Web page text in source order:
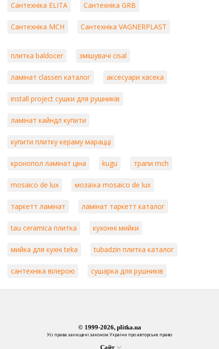
Сантехніка ELITA Сантехніка GRB
Сантехніка MCH Сантехніка VAGNERPLAST
плитка baldocer змішувачі cisal
ламінат classen каталог аксесуари хасека
install project сушки для рушників
ламінат кайндл купити
купити плитку кераму марацці
кронопол ламінат ціна kugu трапи mch
mosaico de lux мозаїка mosaico de lux
таркетт ламінат ламінат таркетт каталог
tau ceramica плитка кухонні мийки
мийка для кухні teka tubadzin плитка каталог
сантехніка вілерою сушарка для рушників
© 1999-2026, plitka.ua
Усі права захищені законом України про авторське право
Сайт